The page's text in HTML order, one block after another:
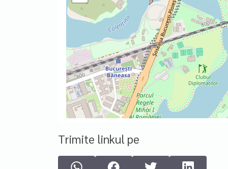
Trimite linkul pe